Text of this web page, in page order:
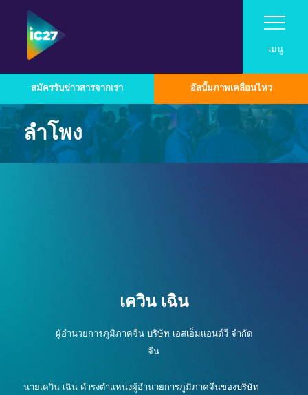
เมนู
รายชื่อผู้จัดแสดงสินค้า
อัลบั้มรูปปี 2026
อินสตาแกรม
เฟซบุ๊ก ลิงค์อิน ยูทูบ
เยี่ยม
เยี่ยม
ผู้สนับสนุนและพันธมิตร
รายชื่อผู้จัดแสดงสินค้า
กิจกรรมพิเศษ
การประชุมและการทำงานร่วมกัน
โปรแกรม
ประสิทธิภาพการทำงานในระดับองค์กร
โซลูชันแบบไลฟ์ สมจริง และสร้าง
สมัครรับข่าวสารจากเรา อัลบั้มภาพเคลื่อนไหว
ลำโพง
เควิน เฉิน
ผู้อำนวยการภูมิภาคจีน บริษัท เอสเอ็มแอนด์วี จำกัด
จีน
นายเควิน เฉิน ดำรงตำแหน่งผู้อำนวยการภูมิภาคจีนของบริษัท